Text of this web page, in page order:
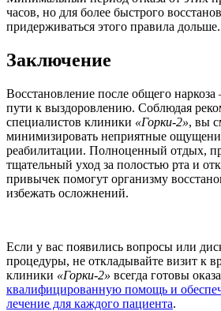
часов, но для более быстрого
придерживаться этого правила дольше.
Заключение
Восстановление после общего
пути к выздоровлению. Соблюдая
специалистов клиники «Горки-2», вы
минимизировать неприятные
реабилитации. Полноценный отдых,
тщательный уход за полостью рта и
привычек помогут организму
избежать осложнений.
Если у вас появились вопросы или
процедуры, не откладывайте визит к
клиники «Горки-2» всегда готовы
квалифицированную помощь и
лечение для каждого пациента.